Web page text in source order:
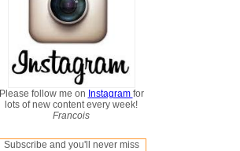
Please follow me on Instagram for
lots of new content every week!
Francois
Subscribe and you'll never miss